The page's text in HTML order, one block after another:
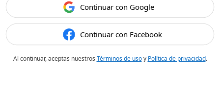
Continuar con Google
Continuar con Facebook
Al continuar, aceptas nuestros Términos de usoy Política de privacidad.